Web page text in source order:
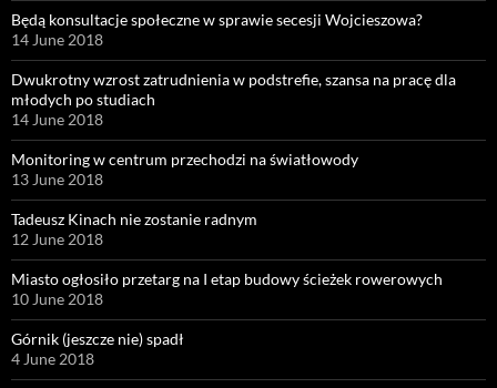
Będą konsultacje społeczne w sprawie secesji Wojcieszowa?
14 June 2018
Dwukrotny wzrost zatrudnienia w podstrefie, szansa na pracę dla
młodych po studiach
14 June 2018
Monitoring w centrum przechodzi na światłowody
13 June 2018
Tadeusz Kinach nie zostanie radnym
12 June 2018
Miasto ogłosiło przetarg na I etap budowy ścieżek rowerowych
10 June 2018
Górnik (jeszcze nie) spadł
4 June 2018